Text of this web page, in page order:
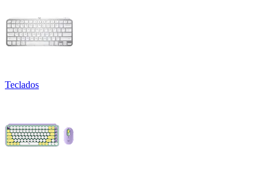
Teclados